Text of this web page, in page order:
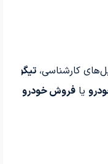
کارشناسی، تیگو 8 پرو هیبرید
یا فروش خودرو